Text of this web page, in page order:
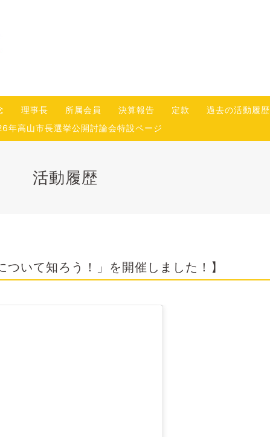
理事長 所属会員 決算報告 定款 過去の活動履歴
年高山市長選挙公開討論会特設ページ
活動履歴
ついて知ろう！」を開催しました！】